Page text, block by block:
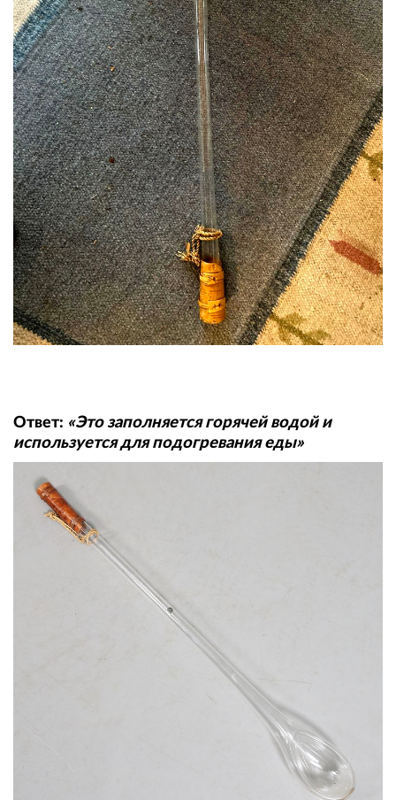
Ответ: «Это заполняется горячей водой и
используется для подогревания еды»